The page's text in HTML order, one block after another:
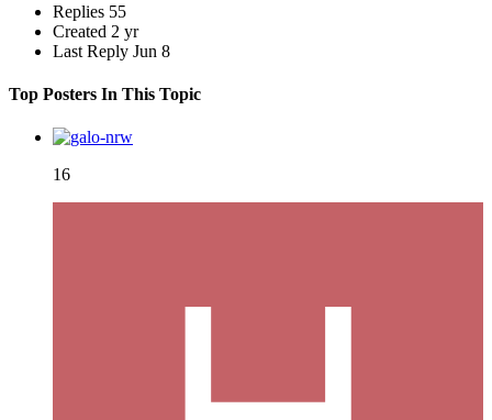
Replies 55
Created 2 yr
Last Reply Jun 8
Top Posters In This Topic
16